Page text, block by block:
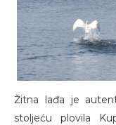
Žitna lađa je
stoljeću plovila